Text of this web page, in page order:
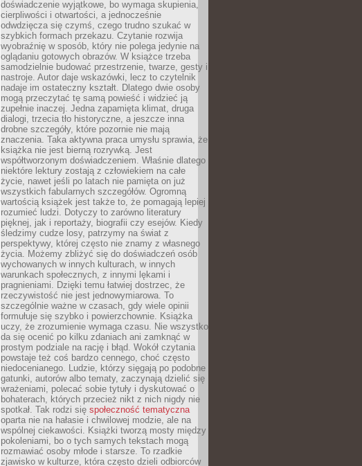
doświadczenie wyjątkowe, bo wymaga skupienia,
cierpliwości i otwartości, a jednocześnie
odwdzięcza się czymś, czego trudno szukać w
szybkich formach przekazu. Czytanie rozwija
wyobraźnię w sposób, który nie polega jedynie na
oglądaniu gotowych obrazów. W książce trzeba
samodzielnie budować przestrzenie, twarze, gesty i
nastroje. Autor daje wskazówki, lecz to czytelnik
nadaje im ostateczny kształt. Dlatego dwie osoby
mogą przeczytać tę samą powieść i widzieć ją
zupełnie inaczej. Jedna zapamięta klimat, druga
dialogi, trzecia tło historyczne, a jeszcze inna
drobne szczegóły, które pozornie nie mają
znaczenia. Taka aktywna praca umysłu sprawia, że
książka nie jest bierną rozrywką. Jest
współtworzonym doświadczeniem. Właśnie dlatego
niektóre lektury zostają z człowiekiem na całe
życie, nawet jeśli po latach nie pamięta on już
wszystkich fabularnych szczegółów. Ogromną
wartością książek jest także to, że pomagają lepiej
rozumieć ludzi. Dotyczy to zarówno literatury
pięknej, jak i reportaży, biografii czy esejów. Kiedy
śledzimy cudze losy, patrzymy na świat z
perspektywy, której często nie znamy z własnego
życia. Możemy zbliżyć się do doświadczeń osób
wychowanych w innych kulturach, w innych
warunkach społecznych, z innymi lękami i
pragnieniami. Dzięki temu łatwiej dostrzec, że
rzeczywistość nie jest jednowymiarowa. To
szczególnie ważne w czasach, gdy wiele opinii
formułuje się szybko i powierzchownie. Książka
uczy, że zrozumienie wymaga czasu. Nie wszystko
da się ocenić po kilku zdaniach ani zamknąć w
prostym podziale na rację i błąd. Wokół czytania
powstaje też coś bardzo cennego, choć często
niedocenianego. Ludzie, którzy sięgają po podobne
gatunki, autorów albo tematy, zaczynają dzielić się
wrażeniami, polecać sobie tytuły i dyskutować o
bohaterach, których przecież nikt z nich nigdy nie
spotkał. Tak rodzi się społeczność tematyczna
oparta nie na hałasie i chwilowej modzie, ale na
wspólnej ciekawości. Książki tworzą mosty między
pokoleniami, bo o tych samych tekstach mogą
rozmawiać osoby młode i starsze. To rzadkie
zjawisko w kulturze, która często dzieli odbiorców